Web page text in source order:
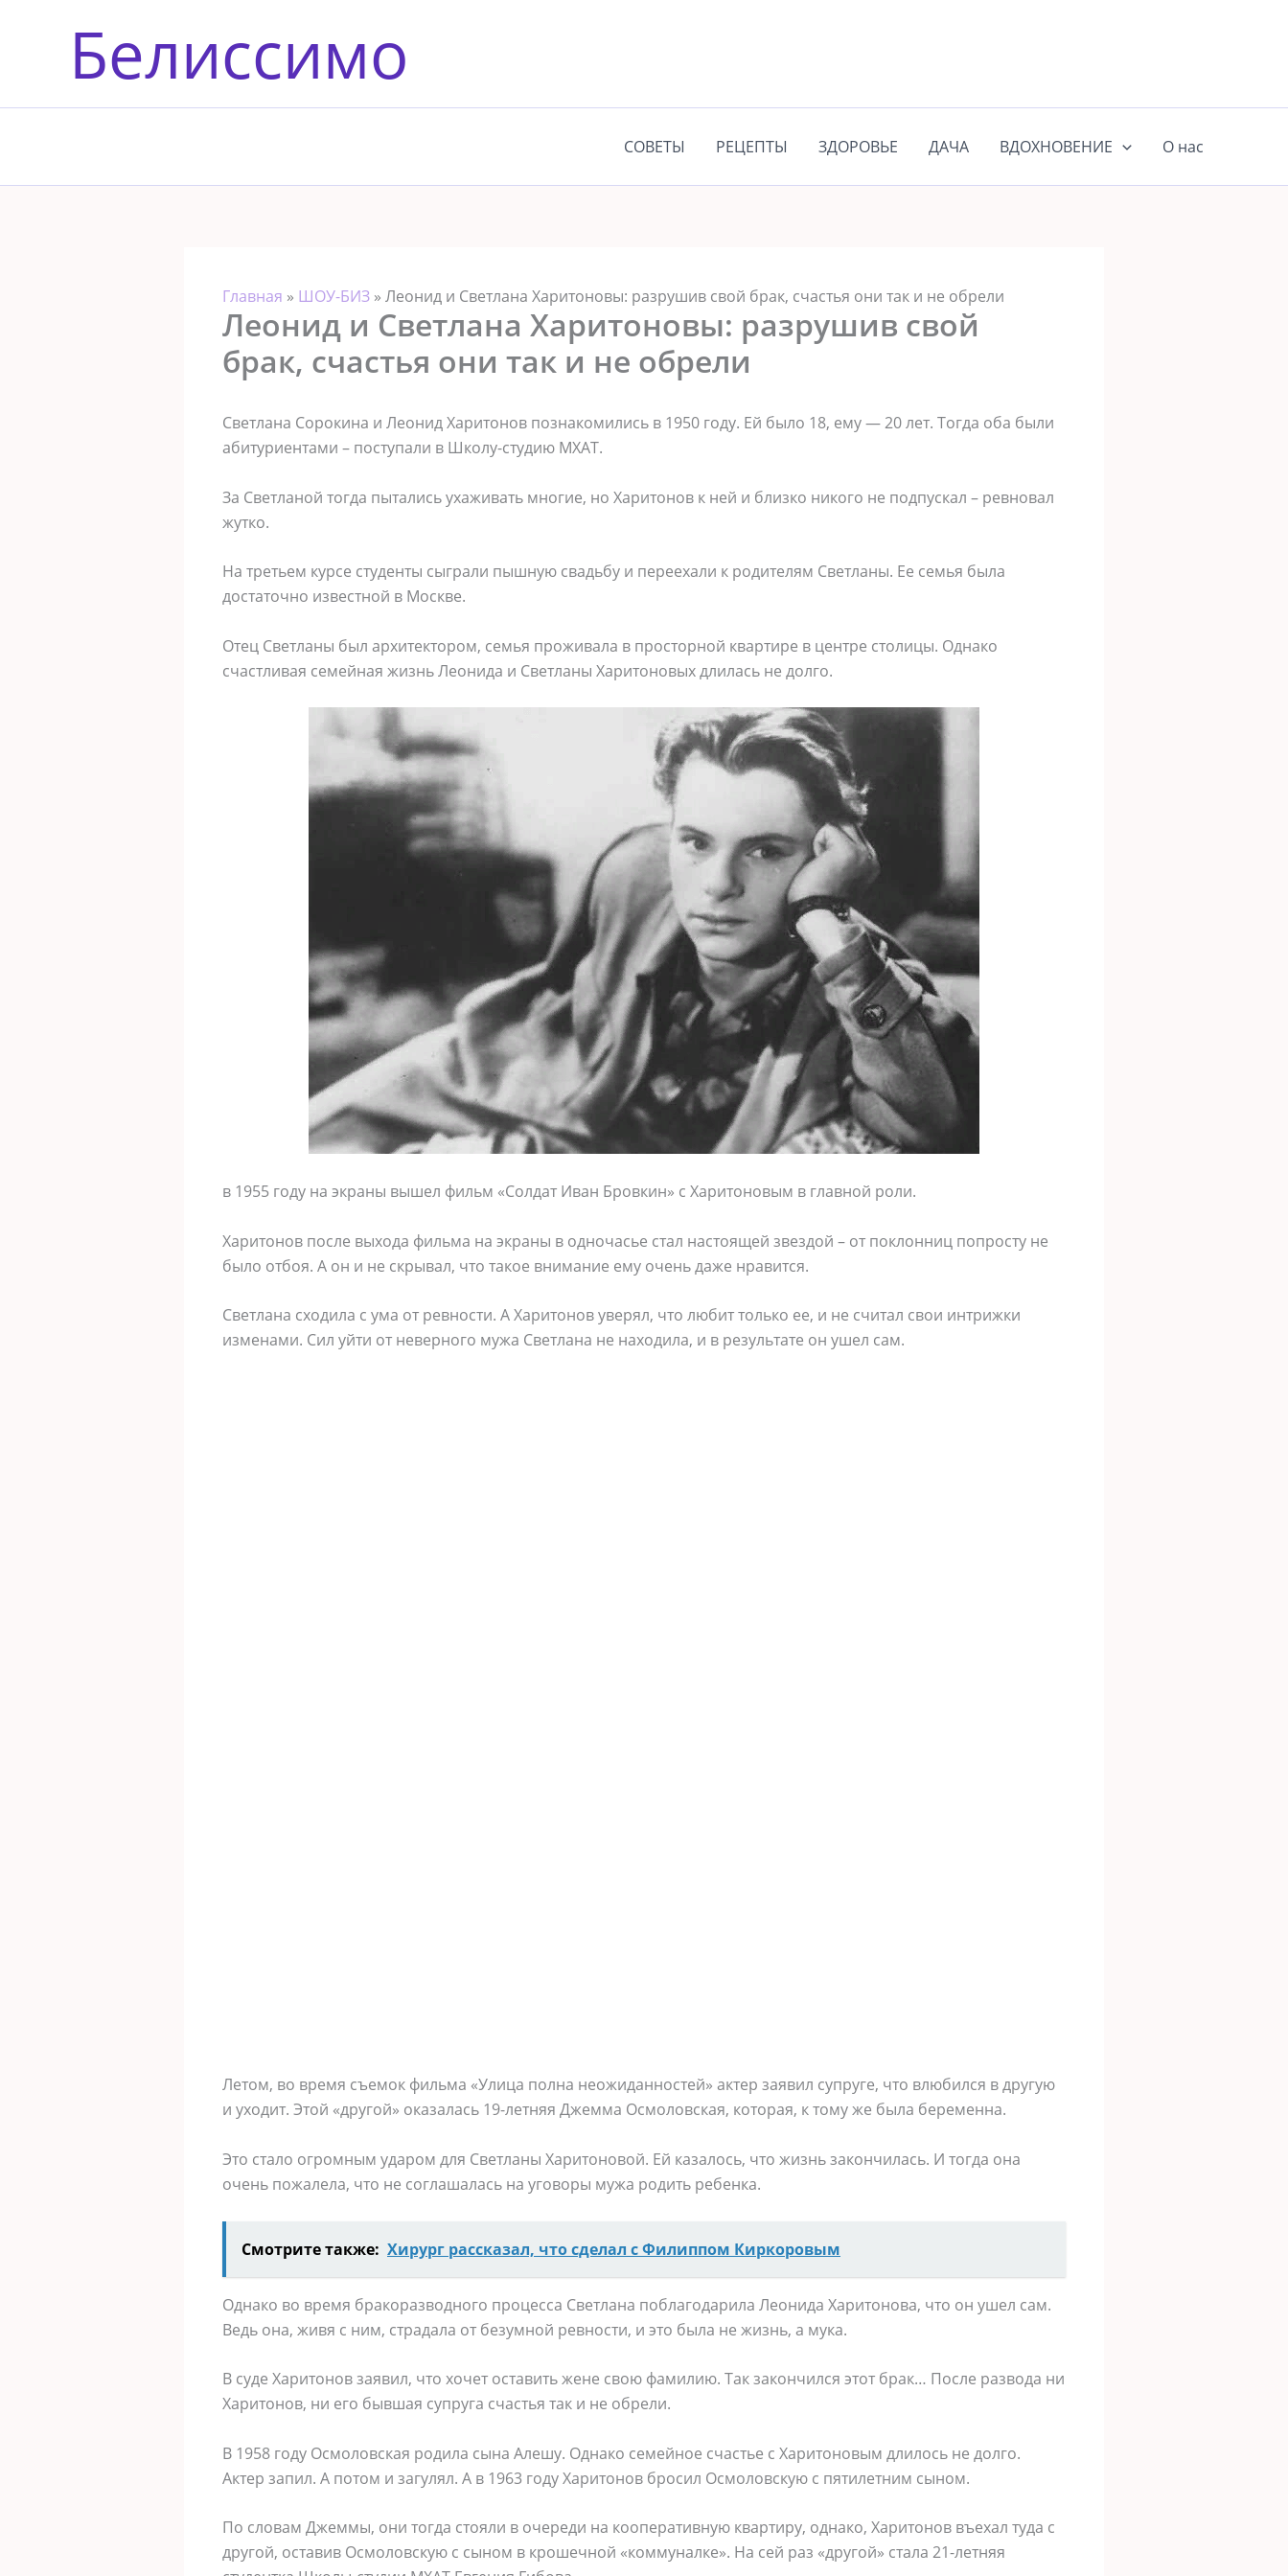
содержимомуБелиссимо
СОВЕТЫ РЕЦЕПТЫ ЗДОРОВЬЕ ДАЧА ВДОХНОВЕНИЕ О нас
Главная » ШОУ-БИЗ » Леонид и Светлана Харитоновы: разрушив свой брак, счастья они так и не обрели
Леонид и Светлана Харитоновы: разрушив свой
брак, счастья они так и не обрели
Светлана Сорокина и Леонид Харитонов познакомились в 1950 году. Ей было 18, ему — 20 лет. Тогда оба были
абитуриентами – поступали в Школу-студию МХАТ.
За Светланой тогда пытались ухаживать многие, но Харитонов к ней и близко никого не подпускал – ревновал
жутко.
На третьем курсе студенты сыграли пышную свадьбу и переехали к родителям Светланы. Ее семья была
достаточно известной в Москве.
Отец Светланы был архитектором, семья проживала в просторной квартире в центре столицы. Однако
счастливая семейная жизнь Леонида и Светланы Харитоновых длилась не долго.
в 1955 году на экраны вышел фильм «Солдат Иван Бровкин» с Харитоновым в главной роли.
Харитонов после выхода фильма на экраны в одночасье стал настоящей звездой – от поклонниц попросту не
было отбоя. А он и не скрывал, что такое внимание ему очень даже нравится.
Светлана сходила с ума от ревности. А Харитонов уверял, что любит только ее, и не считал свои интрижки
изменами. Сил уйти от неверного мужа Светлана не находила, и в результате он ушел сам.
Летом, во время съемок фильма «Улица полна неожиданностей» актер заявил супруге, что влюбился в другую
и уходит. Этой «другой» оказалась 19-летняя Джемма Осмоловская, которая, к тому же была беременна.
Это стало огромным ударом для Светланы Харитоновой. Ей казалось, что жизнь закончилась. И тогда она
очень пожалела, что не соглашалась на уговоры мужа родить ребенка.
Смотрите также: Хирург рассказал, что сделал с Филиппом Киркоровым
Однако во время бракоразводного процесса Светлана поблагодарила Леонида Харитонова, что он ушел сам.
Ведь она, живя с ним, страдала от безумной ревности, и это была не жизнь, а мука.
В суде Харитонов заявил, что хочет оставить жене свою фамилию. Так закончился этот брак… После развода ни
Харитонов, ни его бывшая супруга счастья так и не обрели.
В 1958 году Осмоловская родила сына Алешу. Однако семейное счастье с Харитоновым длилось не долго.
Актер запил. А потом и загулял. А в 1963 году Харитонов бросил Осмоловскую с пятилетним сыном.
По словам Джеммы, они тогда стояли в очереди на кооперативную квартиру, однако, Харитонов въехал туда с
другой, оставив Осмоловскую с сыном в крошечной «коммуналке». На сей раз «другой» стала 21-летняя